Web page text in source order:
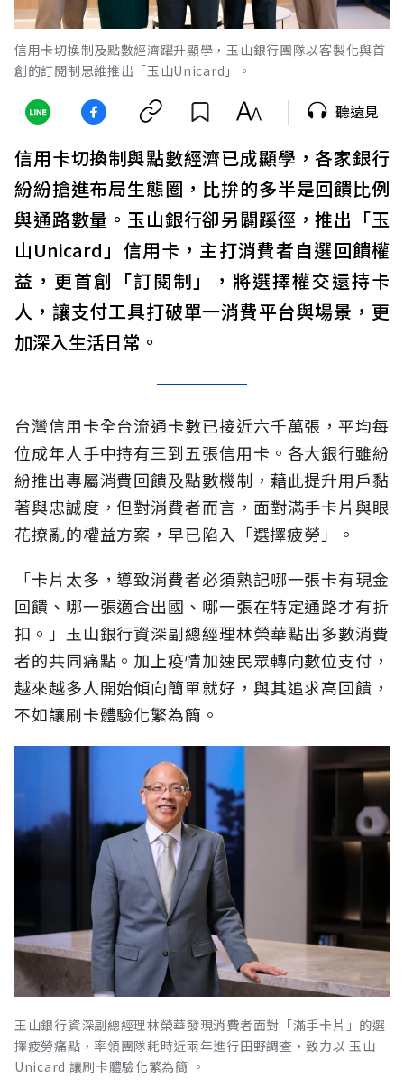
信用卡切換制及點數經濟躍升顯學，玉山銀行團隊以客製化與首
創的訂閱制思維推出「玉山Unicard」。
聽遠見
信用卡切換制與點數經濟已成顯學，各家銀行
紛紛搶進布局生態圈，比拚的多半是回饋比例
與通路數量。玉山銀行卻另闢蹊徑，推出「玉
山Unicard」信用卡，主打消費者自選回饋權
益，更首創「訂閱制」，將選擇權交還持卡
人，讓支付工具打破單一消費平台與場景，更
加深入生活日常。
台灣信用卡全台流通卡數已接近六千萬張，平均每
位成年人手中持有三到五張信用卡。各大銀行雖紛
紛推出專屬消費回饋及點數機制，藉此提升用戶黏
著與忠誠度，但對消費者而言，面對滿手卡片與眼
花撩亂的權益方案，早已陷入「選擇疲勞」。
「卡片太多，導致消費者必須熟記哪一張卡有現金
回饋、哪一張適合出國、哪一張在特定通路才有折
扣。」玉山銀行資深副總經理林榮華點出多數消費
者的共同痛點。加上疫情加速民眾轉向數位支付，
越來越多人開始傾向簡單就好，與其追求高回饋，
不如讓刷卡體驗化繁為簡。
玉山銀行資深副總經理林榮華發現消費者面對「滿手卡片」的選
擇疲勞痛點，率領團隊耗時近兩年進行田野調查，致力以 玉山
Unicard 讓刷卡體驗化繁為簡 。